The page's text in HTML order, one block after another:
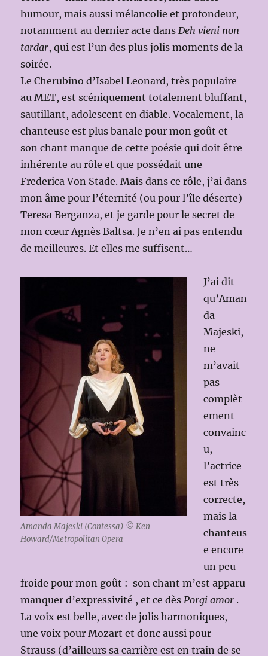
humour, mais aussi mélancolie et profondeur,
notamment au dernier acte dans Deh vieni non
tardar, qui est l’un des plus jolis moments de la
soirée.
Le Cherubino d’Isabel Leonard, très populaire
au MET, est scéniquement totalement bluffant,
sautillant, adolescent en diable. Vocalement, la
chanteuse est plus banale pour mon goût et
son chant manque de cette poésie qui doit être
inhérente au rôle et que possédait une
Frederica Von Stade. Mais dans ce rôle, j’ai dans
mon âme pour l’éternité (ou pour l’île déserte)
Teresa Berganza, et je garde pour le secret de
mon cœur Agnès Baltsa. Je n’en ai pas entendu
de meilleures. Et elles me suffisent…
Amanda Majeski (Contessa) © Ken
Howard/Metropolitan Opera
J’ai dit
qu’Aman
da
Majeski,
ne
m’avait
pas
complèt
ement
convainc
u,
l’actrice
est très
correcte,
mais la
chanteus
e encore
un peu
froide pour mon goût : son chant m’est apparu
manquer d’expressivité , et ce dès Porgi amor .
La voix est belle, avec de jolis harmoniques,
une voix pour Mozart et donc aussi pour
Strauss (d’ailleurs sa carrière est en train de se